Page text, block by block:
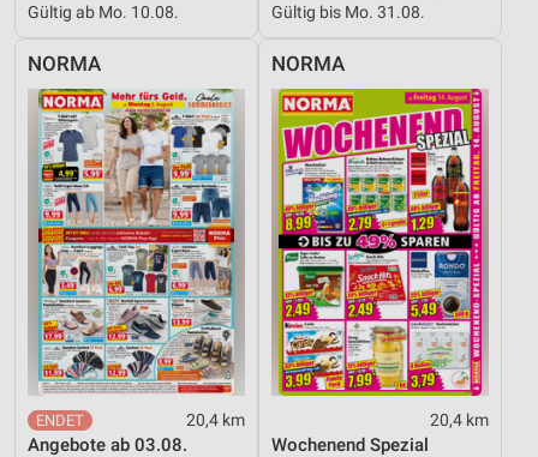
Gültig ab Mo. 10.08. Gültig bis Mo. 31.08.
NORMA
20,4 km
Angebote ab 03.08.
NORMA
20,4 km
Wochenend Spezial